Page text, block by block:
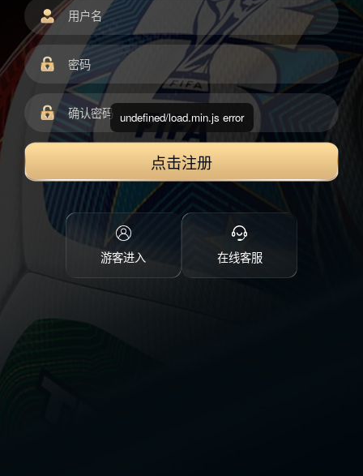
点击注册
游客进入 在线客服
undefined/load.min.js error